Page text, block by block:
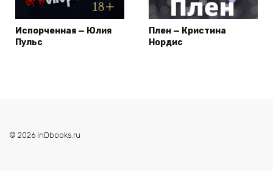
Испорченная — Юлия
Пульс
Плен — Кристина
Нордис
© 2026 inDbooks.ru